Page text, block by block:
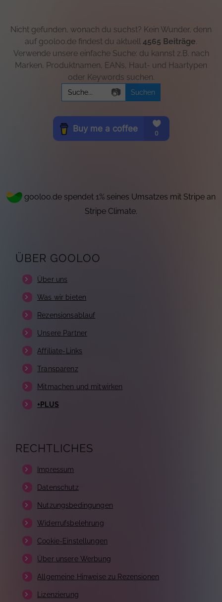
Nicht gefunden, wonach du suchst? Kein Wunder, denn
auf gooloo.de findest du aktuell 4565 Beiträge.
Verwende unsere einfache Suche: du kannst z.B. nach
Marken, Produktnamen, EANs, Haut- und Haartypen
oder Keywords suchen.
Search
for:
📷
gooloo.de spendet 1% seines Umsatzes mit Stripe an
Stripe Climate.
ÜBER GOOLOO
Über uns
Was wir bieten
Rezensionsablauf
Unsere Partner
Affiliate-Links
Transparenz
Mitmachen und mitwirken
+PLUS
RECHTLICHES
Impressum
Datenschutz
Nutzungsbedingungen
Widerrufsbelehrung
Cookie-Einstellungen
Über unsere Werbung
Allgemeine Hinweise zu Rezensionen
Lizenzierung